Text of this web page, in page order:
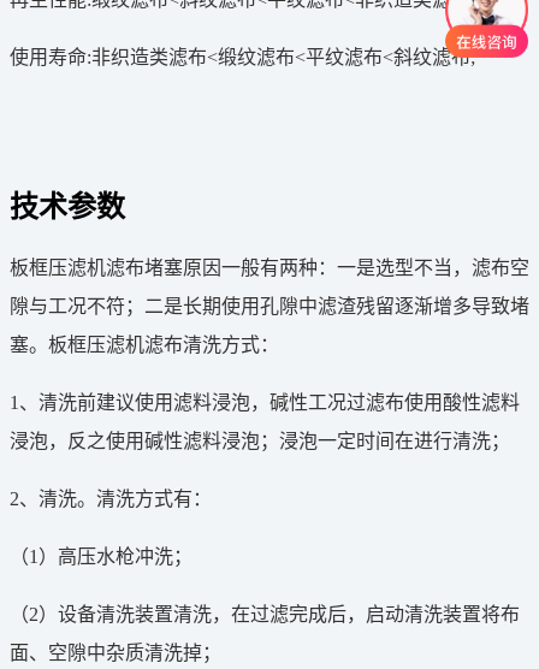
使用寿命:非织造类滤布<缎纹滤布<平纹滤布<斜纹滤布;
技术参数
板框压滤机滤布堵塞原因一般有两种：一是选型不当，滤布空
隙与工况不符；二是长期使用孔隙中滤渣残留逐渐增多导致堵
塞。板框压滤机滤布清洗方式：
1、清洗前建议使用滤料浸泡，碱性工况过滤布使用酸性滤料
浸泡，反之使用碱性滤料浸泡；浸泡一定时间在进行清洗；
2、清洗。清洗方式有：
（1）高压水枪冲洗；
（2）设备清洗装置清洗，在过滤完成后，启动清洗装置将布
面、空隙中杂质清洗掉；